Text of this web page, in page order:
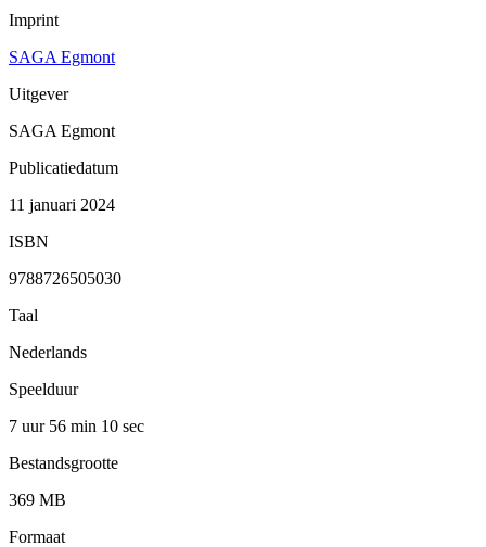
Imprint
SAGA Egmont
Uitgever
SAGA Egmont
Publicatiedatum
11 januari 2024
ISBN
9788726505030
Taal
Nederlands
Speelduur
7 uur 56 min 10 sec
Bestandsgrootte
369 MB
Formaat